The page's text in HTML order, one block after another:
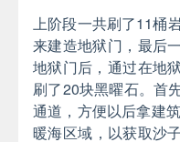
上阶段一共刷了11桶
来建造地狱门，最后
地狱门后，通过在地
刷了20块黑曜石。首
通道，方便以后拿建
暖海区域，以获取沙